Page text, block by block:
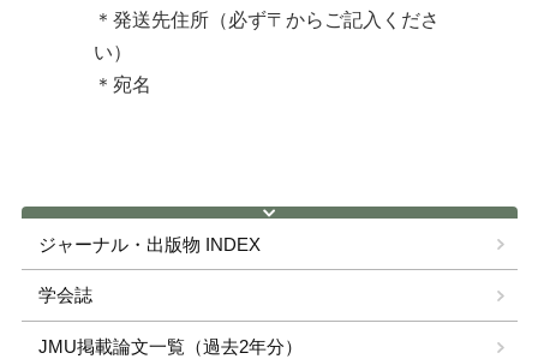
ジャーナル・出版物 INDEX
学会誌
JMU掲載論文一覧（過去2年分）
＊発送先住所（必ず〒からご記入くださ
い）
＊宛名